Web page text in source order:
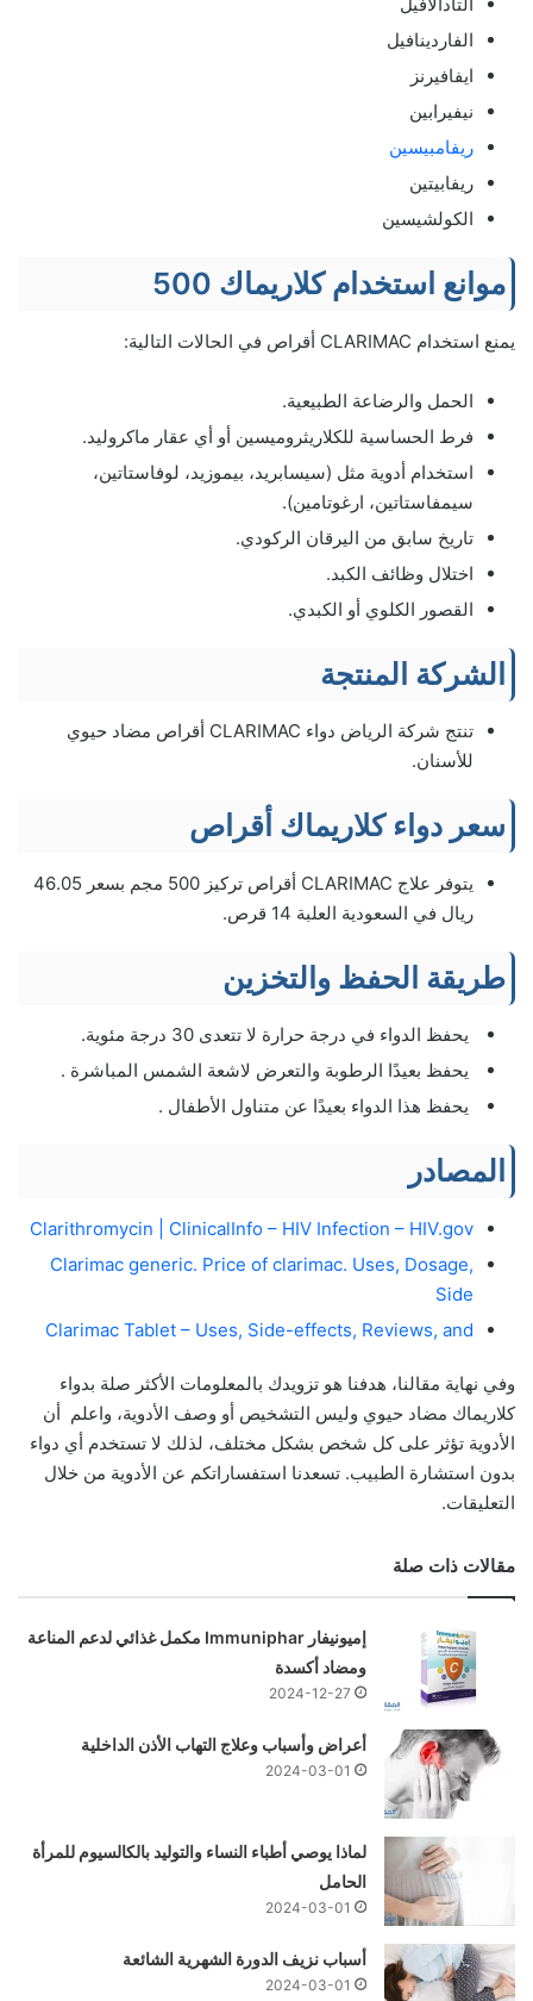
التادالافيل
الفاردينافيل
ايفافيرنز
نيفيرابين
ريفامبيسين
ريفابيتين
الكولشيسين
موانع استخدام كلاريماك 500
يمنع استخدام CLARIMAC أقراص في الحالات التالية:
الحمل والرضاعة الطبيعية.
فرط الحساسية للكلاريثروميسين أو أي عقار ماكروليد.
استخدام أدوية مثل (سيسابريد، بيموزيد، لوفاستاتين،
سيمفاستاتين، ارغوتامين).
تاريخ سابق من اليرقان الركودي.
اختلال وظائف الكبد.
القصور الكلوي أو الكبدي.
الشركة المنتجة
تنتج شركة الرياض دواء CLARIMAC أقراص مضاد حيوي
للأسنان.
سعر دواء كلاريماك أقراص
يتوفر علاج CLARIMAC أقراص تركيز 500 مجم بسعر 46.05
ريال في السعودية العلبة 14 قرص.
طريقة الحفظ والتخزين
يحفظ الدواء في درجة حرارة لا تتعدى 30 درجة مئوية.
يحفظ بعيدًا الرطوبة والتعرض لاشعة الشمس المباشرة .
يحفظ هذا الدواء بعيدًا عن متناول الأطفال .
المصادر
Clarithromycin | ClinicalInfo – HIV Infection – HIV.gov
Clarimac generic. Price of clarimac. Uses, Dosage,
Side
Clarimac Tablet – Uses, Side-effects, Reviews, and
وفي نهاية مقالنا، هدفنا هو تزويدك بالمعلومات الأكثر صلة بدواء
كلاريماك مضاد حيوي وليس التشخيص أو وصف الأدوية، واعلم أن
الأدوية تؤثر على كل شخص بشكل مختلف، لذلك لا تستخدم أي دواء
بدون استشارة الطبيب. تسعدنا استفساراتكم عن الأدوية من خلال
التعليقات.
مقالات ذات صلة
إميونيفار Immuniphar مكمل غذائي لدعم المناعة
ومضاد أكسدة
2024-12-27
أعراض وأسباب وعلاج التهاب الأذن الداخلية
2024-03-01
لماذا يوصي أطباء النساء والتوليد بالكالسيوم للمرأة
الحامل
2024-03-01
أسباب نزيف الدورة الشهرية الشائعة
2024-03-01